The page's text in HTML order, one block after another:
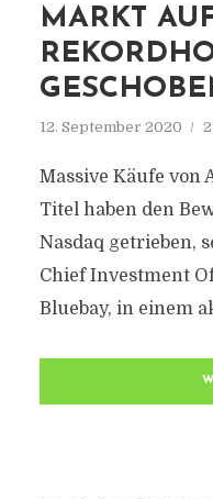
MARKT
12. September 2020
Massive Käufe von
Titel haben den
Nasdaq getrieben,
Chief Investment
Bluebay, in einem